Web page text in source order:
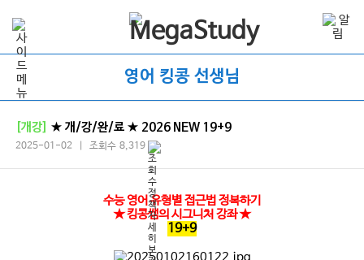
영어 킹콩 선생님
[개강] ★ 개/강/완/료 ★ 2026 NEW 19+9
2025-01-02 | 조회수 8,319
수능 영어 유형별 접근법 정복하기
★ 킹콩쌤의 시그니처 강좌 ★
19+9